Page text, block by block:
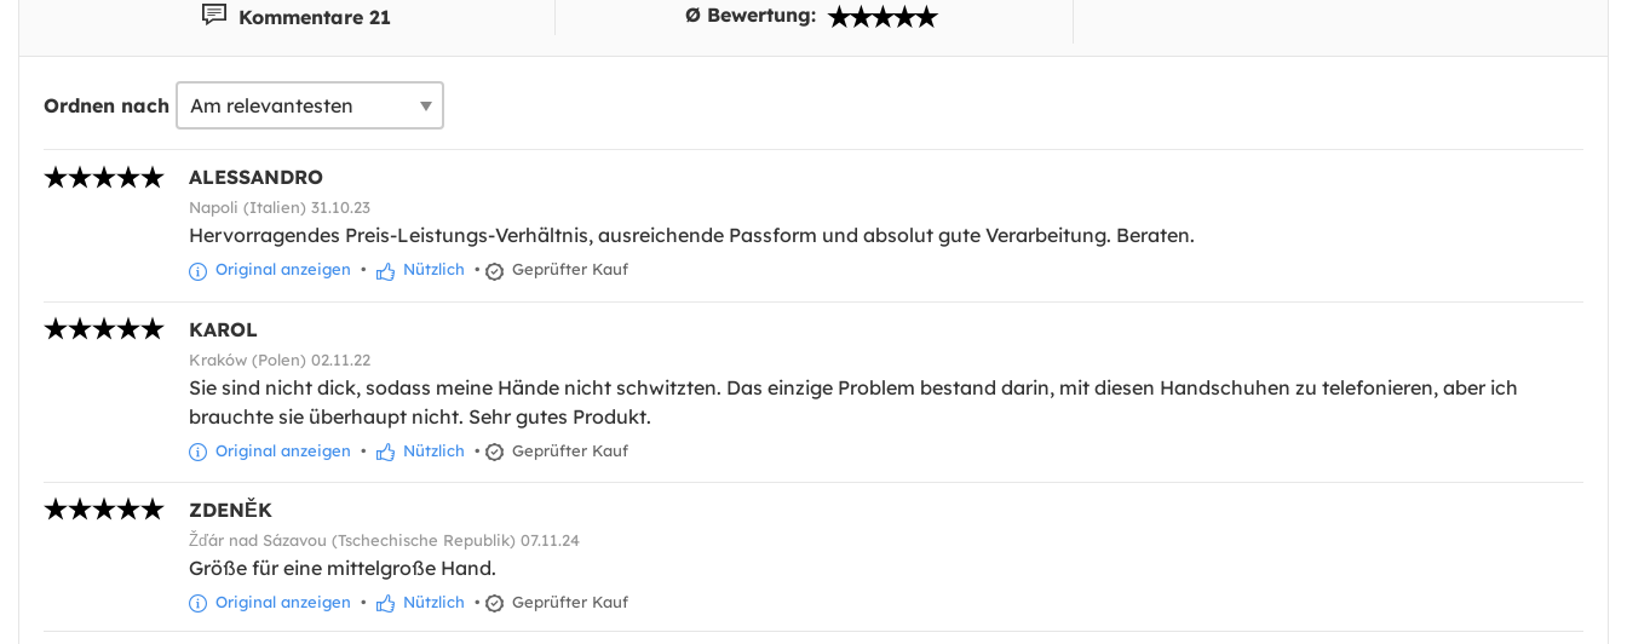
Kommentare 21 Ø Bewertung:
Ordnen nach
ALESSANDRO
Napoli (Italien) 31.10.23
Hervorragendes Preis-Leistungs-Verhältnis, ausreichende Passform und absolut gute Verarbeitung. Beraten.
Original anzeigen • Nützlich • Geprüfter Kauf
KAROL
Kraków (Polen) 02.11.22
Sie sind nicht dick, sodass meine Hände nicht schwitzten. Das einzige Problem bestand darin, mit diesen Handschuhen zu telefonieren, aber ich
brauchte sie überhaupt nicht. Sehr gutes Produkt.
Original anzeigen • Nützlich • Geprüfter Kauf
ZDENĚK
Žďár nad Sázavou (Tschechische Republik) 07.11.24
Größe für eine mittelgroße Hand.
Original anzeigen • Nützlich • Geprüfter Kauf